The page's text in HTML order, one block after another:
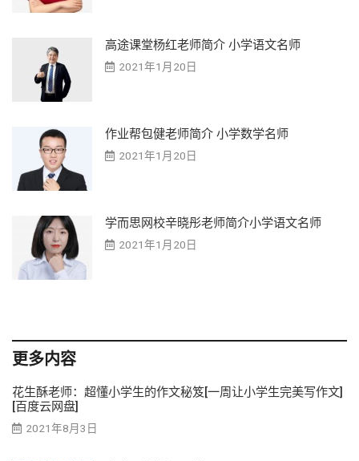
高途课堂杨红老师简介 小学语文名师
2021年1月20日
作业帮包健老师简介 小学数学名师
2021年1月20日
学而思网校辛晓彤老师简介小学语文名师
2021年1月20日
更多内容
花生酥老师：超懂小学生的作文秘笈[一周让小学生完美写作文]
[百度云网盘]
2021年8月3日